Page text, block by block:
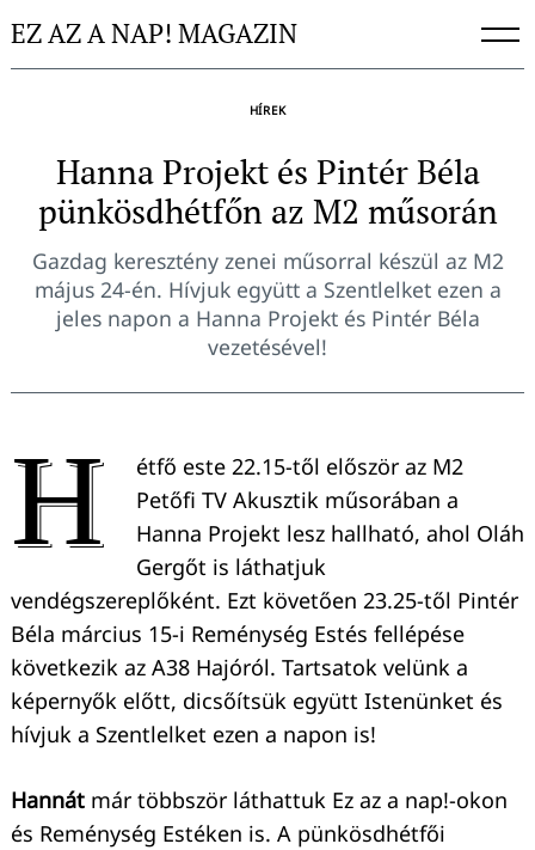
toEZ AZ A NAP! MAGAZIN
HÍREK
Hanna Projekt és Pintér Béla
pünkösdhétfőn az M2 műsorán
Gazdag keresztény zenei műsorral készül az M2
május 24-én. Hívjuk együtt a Szentlelket ezen a
jeles napon a Hanna Projekt és Pintér Béla
vezetésével!
H
étfő este 22.15-től először az M2
Petőfi TV Akusztik műsorában a
Hanna Projekt lesz hallható, ahol Oláh
Gergőt is láthatjuk
vendégszereplőként. Ezt követően 23.25-től Pintér
Béla március 15-i Reménység Estés fellépése
következik az A38 Hajóról. Tartsatok velünk a
képernyők előtt, dicsőítsük együtt Istenünket és
hívjuk a Szentlelket ezen a napon is!
Hannát már többször láthattuk Ez az a nap!-okon
és Reménység Estéken is. A pünkösdhétfői